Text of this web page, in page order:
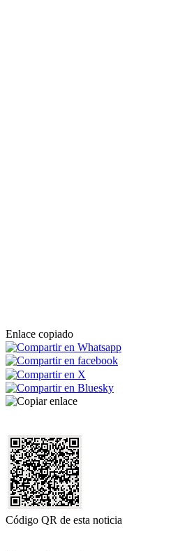
Enlace copiado
Código QR de esta noticia